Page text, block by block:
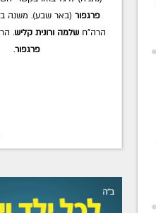
פרגפור (באר שבע). משנה
הרה"ח שלמה ורונית קליש.
פרגפור.